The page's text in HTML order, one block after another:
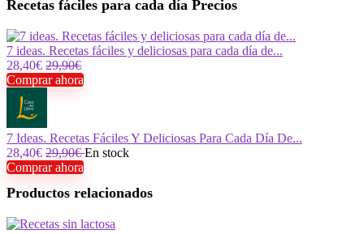
Recetas fáciles para cada día Precios
7 ideas. Recetas fáciles y deliciosas para cada día de...
28,40€ 29,90€
Comprar ahora
7 Ideas. Recetas Fáciles Y Deliciosas Para Cada Día De...
28,40€ 29,90€En stock
Comprar ahora
Productos relacionados